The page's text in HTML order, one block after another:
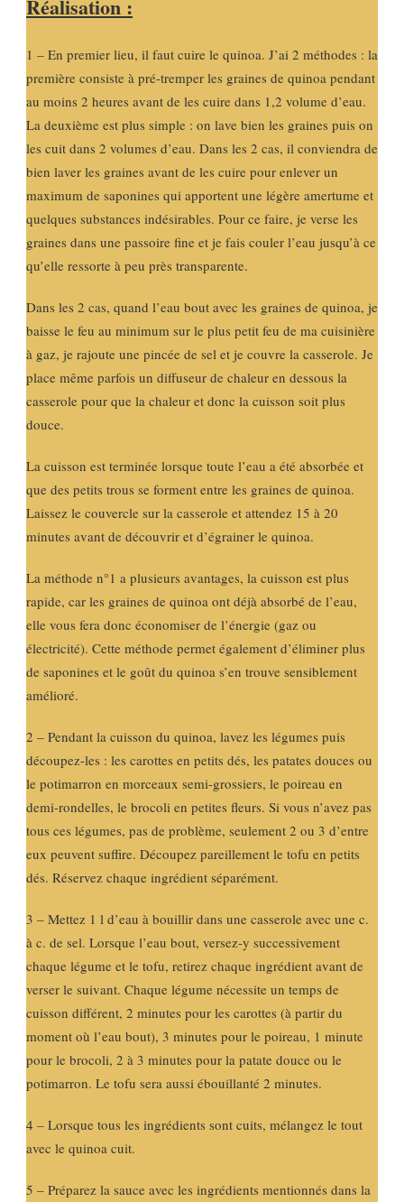
Réalisation :
1 – En premier lieu, il faut cuire le quinoa. J’ai 2 méthodes : la
première consiste à pré-tremper les graines de quinoa pendant
au moins 2 heures avant de les cuire dans 1,2 volume d’eau.
La deuxième est plus simple : on lave bien les graines puis on
les cuit dans 2 volumes d’eau. Dans les 2 cas, il conviendra de
bien laver les graines avant de les cuire pour enlever un
maximum de saponines qui apportent une légère amertume et
quelques substances indésirables. Pour ce faire, je verse les
graines dans une passoire fine et je fais couler l’eau jusqu’à ce
qu’elle ressorte à peu près transparente.
Dans les 2 cas, quand l’eau bout avec les graines de quinoa, je
baisse le feu au minimum sur le plus petit feu de ma cuisinière
à gaz, je rajoute une pincée de sel et je couvre la casserole. Je
place même parfois un diffuseur de chaleur en dessous la
casserole pour que la chaleur et donc la cuisson soit plus
douce.
La cuisson est terminée lorsque toute l’eau a été absorbée et
que des petits trous se forment entre les graines de quinoa.
Laissez le couvercle sur la casserole et attendez 15 à 20
minutes avant de découvrir et d’égrainer le quinoa.
La méthode n°1 a plusieurs avantages, la cuisson est plus
rapide, car les graines de quinoa ont déjà absorbé de l’eau,
elle vous fera donc économiser de l’énergie (gaz ou
électricité). Cette méthode permet également d’éliminer plus
de saponines et le goût du quinoa s’en trouve sensiblement
amélioré.
2 – Pendant la cuisson du quinoa, lavez les légumes puis
découpez-les : les carottes en petits dés, les patates douces ou
le potimarron en morceaux semi-grossiers, le poireau en
demi-rondelles, le brocoli en petites fleurs. Si vous n’avez pas
tous ces légumes, pas de problème, seulement 2 ou 3 d’entre
eux peuvent suffire. Découpez pareillement le tofu en petits
dés. Réservez chaque ingrédient séparément.
3 – Mettez 1 l d’eau à bouillir dans une casserole avec une c.
à c. de sel. Lorsque l’eau bout, versez-y successivement
chaque légume et le tofu, retirez chaque ingrédient avant de
verser le suivant. Chaque légume nécessite un temps de
cuisson différent, 2 minutes pour les carottes (à partir du
moment où l’eau bout), 3 minutes pour le poireau, 1 minute
pour le brocoli, 2 à 3 minutes pour la patate douce ou le
potimarron. Le tofu sera aussi ébouillanté 2 minutes.
4 – Lorsque tous les ingrédients sont cuits, mélangez le tout
avec le quinoa cuit.
5 – Préparez la sauce avec les ingrédients mentionnés dans la